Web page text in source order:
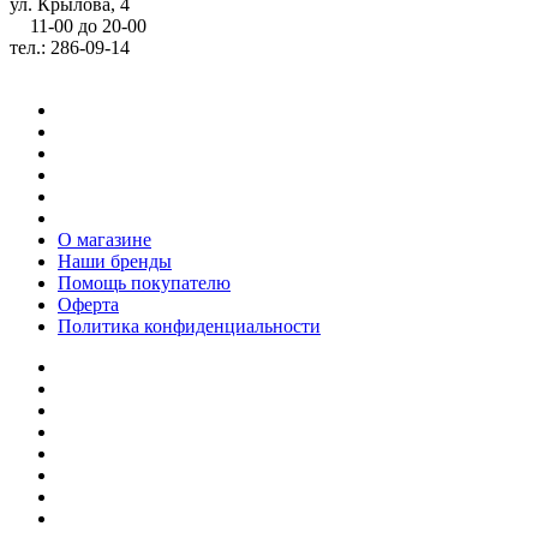
11-00 до 20-00
тел.: 286-09-14
О магазине
Наши бренды
Помощь покупателю
Оферта
Политика конфиденциальности